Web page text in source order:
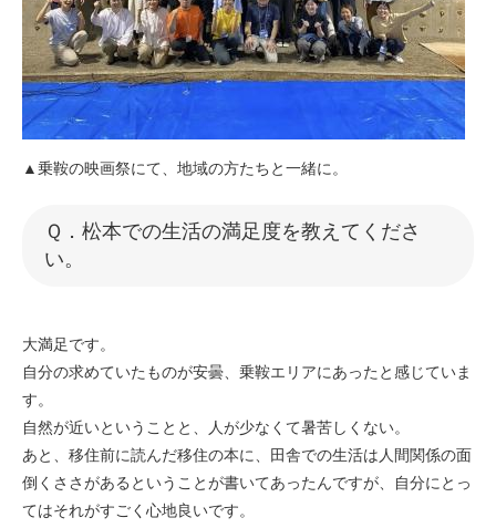
▲乗鞍の映画祭にて、地域の方たちと一緒に。
​Ｑ．松本での生活の満足度を教えてくださ
い。​
大満足です。
自分の求めていたものが安曇、乗鞍エリアにあったと感じていま
す。
自然が近いということと、人が少なくて暑苦しくない。
あと、移住前に読んだ移住の本に、田舎での生活は人間関係の面
倒くささがあるということが書いてあったんですが、自分にとっ
てはそれがすごく心地良いです。